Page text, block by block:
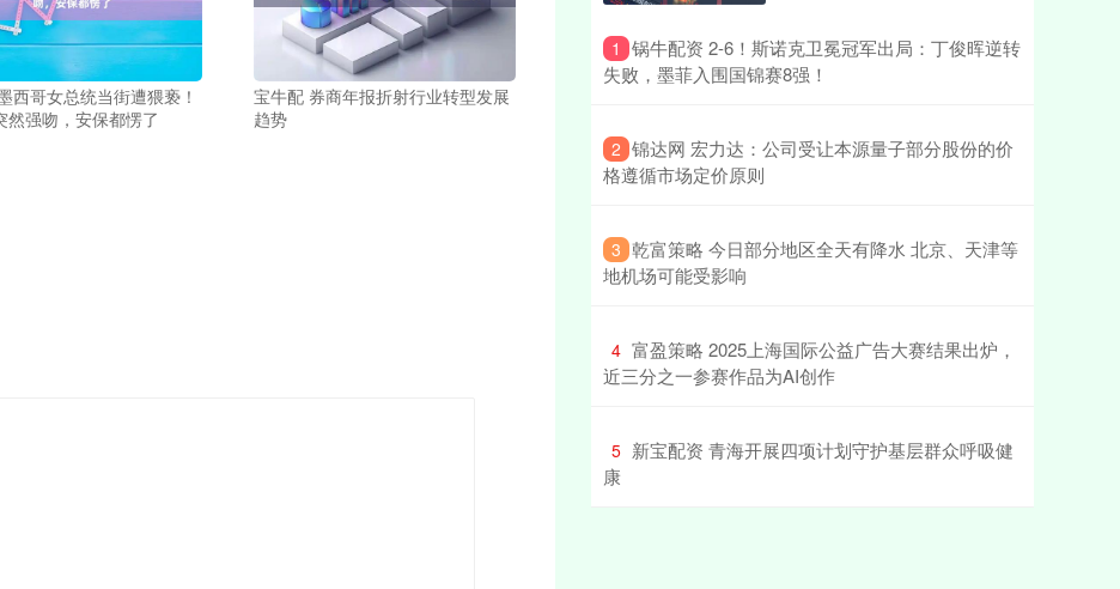
西哥女总统当街遭猥亵！
然强吻，安保都愣了
宝牛配 券商年报折射行业转型发展
趋势
1 ​锅牛配资 2-6！斯诺克卫冕冠军出局：丁俊晖逆转
失败，墨菲入围国锦赛8强！
2 ​锦达网 宏力达：公司受让本源量子部分股份的价
格遵循市场定价原则
3 ​乾富策略 今日部分地区全天有降水 北京、天津等
地机场可能受影响
4 ​富盈策略 2025上海国际公益广告大赛结果出炉，
近三分之一参赛作品为AI创作
5 ​新宝配资 青海开展四项计划守护基层群众呼吸健
康